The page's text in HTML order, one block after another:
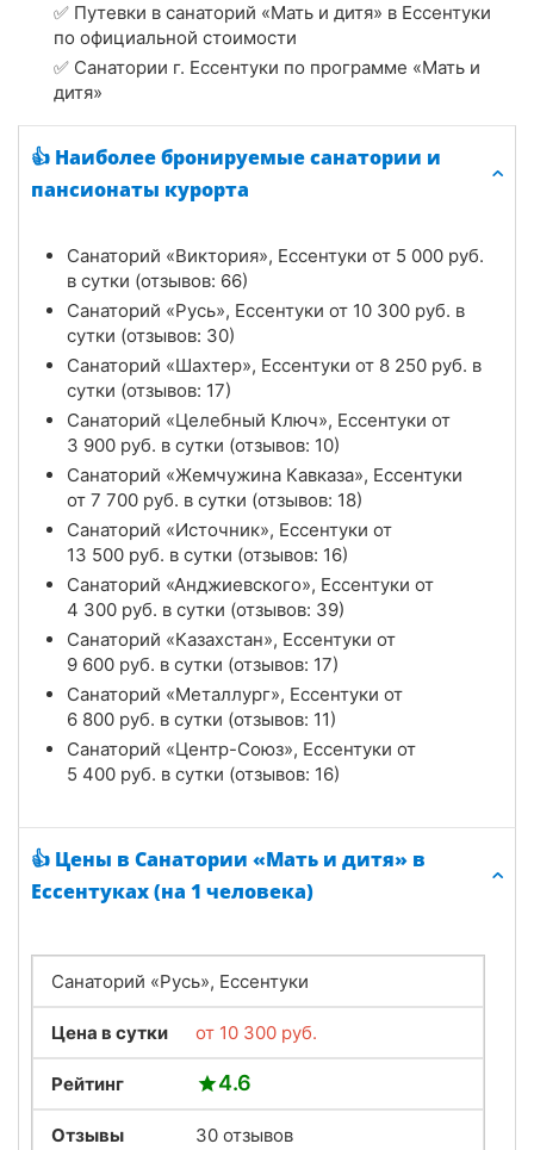
✅ Путевки в санаторий «Мать и дитя» в Ессентуки
по официальной стоимости
✅ Санатории г. Ессентуки по программе «Мать и
дитя»
👍 Наиболее бронируемые санатории и
пансионаты курорта
Санаторий «Виктория», Ессентуки от 5 000 руб.
в сутки (отзывов: 66)
Санаторий «Русь», Ессентуки от 10 300 руб. в
сутки (отзывов: 30)
Санаторий «Шахтер», Ессентуки от 8 250 руб. в
сутки (отзывов: 17)
Санаторий «Целебный Ключ», Ессентуки от
3 900 руб. в сутки (отзывов: 10)
Санаторий «Жемчужина Кавказа», Ессентуки
от 7 700 руб. в сутки (отзывов: 18)
Санаторий «Источник», Ессентуки от
13 500 руб. в сутки (отзывов: 16)
Санаторий «Анджиевского», Ессентуки от
4 300 руб. в сутки (отзывов: 39)
Санаторий «Казахстан», Ессентуки от
9 600 руб. в сутки (отзывов: 17)
Санаторий «Металлург», Ессентуки от
6 800 руб. в сутки (отзывов: 11)
Санаторий «Центр-Союз», Ессентуки от
5 400 руб. в сутки (отзывов: 16)
👍 Цены в Санатории «Мать и дитя» в
Ессентуках (на 1 человека)
Санаторий «Русь», Ессентуки
Цена в сутки от 10 300 руб.
Рейтинг 4.6
Отзывы 30 отзывов